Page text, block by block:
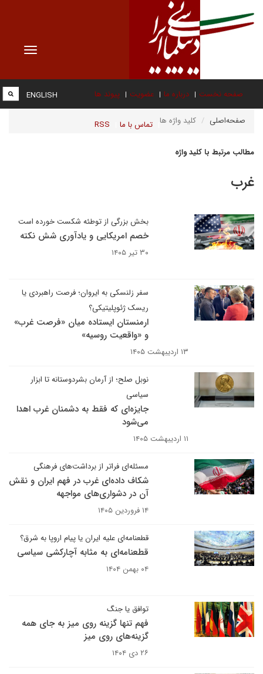
Toggle
صفحه نخست درباره ما عضویت پیوند ها
تماس با ما RSS
ENGLISH
صفحه‌اصلی کلید واژه ها
مطالب مرتبط با کلید واژه
غرب
بخش بزرگی از توطئه شکست خورده است
خصم امریکایی و یادآوری شش نکته
۳۰ تیر ۱۴۰۵
سفر زلنسکی به ایروان؛ فرصت راهبردی یا
ریسک ژئوپلیتیکی؟
ارمنستان ایستاده میان «فرصت غرب»
و «واقعیت روسیه»
۱۳ اردیبهشت ۱۴۰۵
نوبل صلح؛ از آرمان بشردوستانه تا ابزار
سیاسی
جایزه‌ای که فقط به دشمنان غرب اهدا
می‌شود
۱۱ اردیبهشت ۱۴۰۵
مسئله‌ای فراتر از برداشت‌های فرهنگی
شکاف داده‌ای غرب در فهم ایران و نقش
آن در دشواری‌های مواجهه
۱۴ فروردین ۱۴۰۵
قطعنامه‌ای علیه ایران یا پیام اروپا به شرق؟
قطعنامه‌ای به مثابه آچارکشی سیاسی
۰۴ بهمن ۱۴۰۴
توافق یا جنگ
فهم تنها گزینه روی میز به جای همه
گزینه‌های روی میز
۲۶ دی ۱۴۰۴